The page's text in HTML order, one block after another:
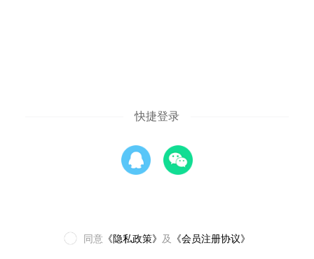
快捷登录
同意 《隐私政策》 及 《会员注册协议》